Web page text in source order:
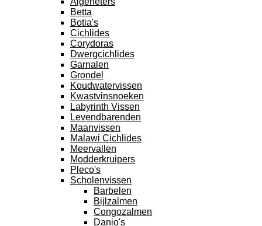
Betta
Botia's
Cichlides
Corydoras
Dwergcichlides
Garnalen
Grondel
Koudwatervissen
Kwastvinsnoeken
Labyrinth Vissen
Levendbarenden
Maanvissen
Malawi Cichlides
Meervallen
Modderkruipers
Pleco's
Scholenvissen
Barbelen
Bijlzalmen
Congozalmen
Danio's